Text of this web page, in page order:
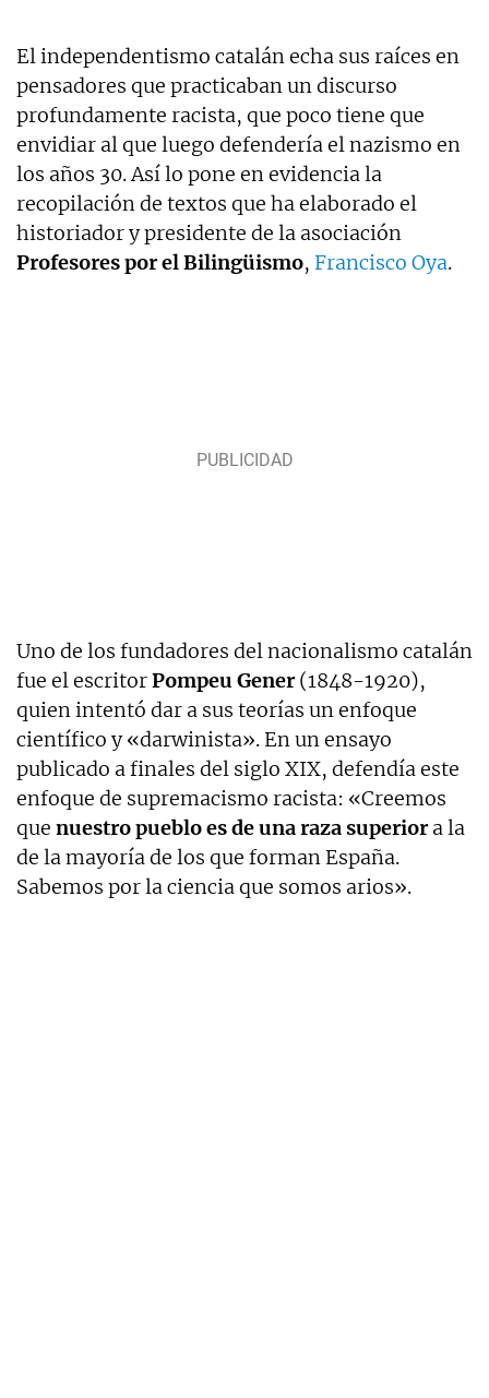
El independentismo catalán echa sus raíces en
pensadores que practicaban un discurso
profundamente racista, que poco tiene que
envidiar al que luego defendería el nazismo en
los años 30. Así lo pone en evidencia la
recopilación de textos que ha elaborado el
historiador y presidente de la asociación
Profesores por el Bilingüismo, Francisco Oya.
Uno de los fundadores del nacionalismo catalán
fue el escritorPompeu Gener(1848-1920),
quien intentó dar a sus teorías un enfoque
científico y «darwinista». En un ensayo
publicado a finales del siglo XIX, defendía este
enfoque de supremacismo racista: «Creemos
que nuestro pueblo es de una raza superiora la
de la mayoría de los que forman España.
Sabemos por la ciencia que somos arios».